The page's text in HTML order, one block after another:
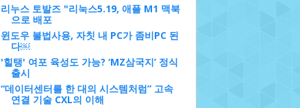
리누스 토발즈 "리눅스5.19, 애플 M1 맥북
으로 배포
윈도우 불법사용, 자칫 내 PC가 좀비PC 된
다￼
'힐탱' 여포 육성도 가능? ‘MZ삼국지’ 정식
출시
“데이터센터를 한 대의 시스템처럼” 고속
연결 기술 CXL의 이해